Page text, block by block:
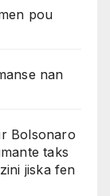
pou
nan
Bolsonaro
taks
jiska fen